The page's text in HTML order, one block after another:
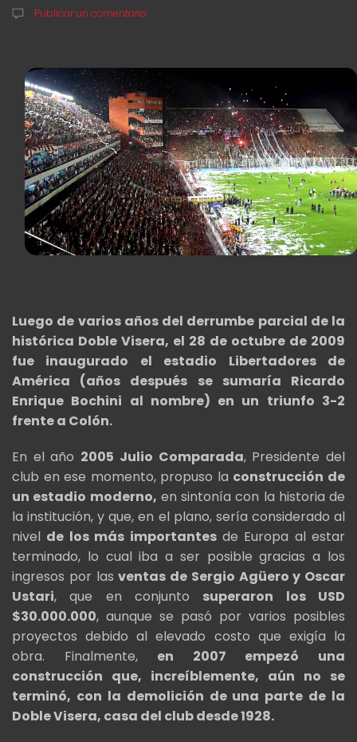
Publicar un comentario
Luego de varios años del derrumbe parcial de la
histórica Doble Visera, el 28 de octubre de 2009
fue inaugurado el estadio Libertadores de
América (años después se sumaría Ricardo
Enrique Bochini al nombre) en un triunfo 3-2
frente a Colón.
En el año 2005 Julio Comparada, Presidente del
club en ese momento, propuso la construcción de
un estadio moderno, en sintonía con la historia de
la institución, y que, en el plano, sería considerado al
nivel de los más importantesde Europa al estar
terminado, lo cual iba a ser posible gracias a los
ingresos por lasventas de Sergio Agüero y Oscar
Ustari, que en conjunto superaron los USD
$30.000.000, aunque se pasó por varios posibles
proyectos debido al elevado costo que exigía la
obra. Finalmente, en 2007 empezó una
construcción que, increíblemente, aún no se
terminó, con la demolición de una parte de la
Doble Visera, casa del club desde 1928.